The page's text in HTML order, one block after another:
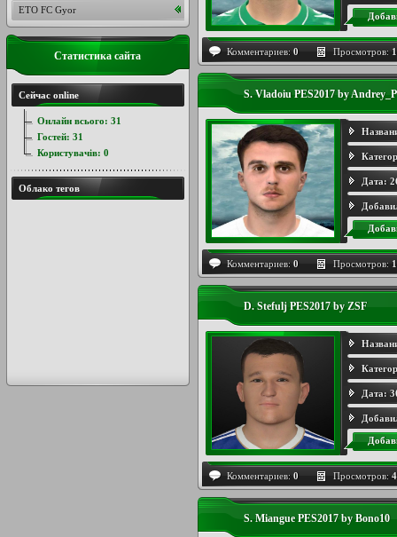
Комментариев: 0 Просмотров:
S. Vladoiu PES2017 by
Дата:
Комментариев: 0 Просмотров:
D. Stefulj PES2017 by ZSF
Дата:
Комментариев: 0 Просмотров:
S. Miangue PES2017 by Bono10
ETO FC Gyor
Статистика сайта
Сейчас online
Онлайн всього: 31
Гостей: 31
Користувачів: 0
Облако тегов